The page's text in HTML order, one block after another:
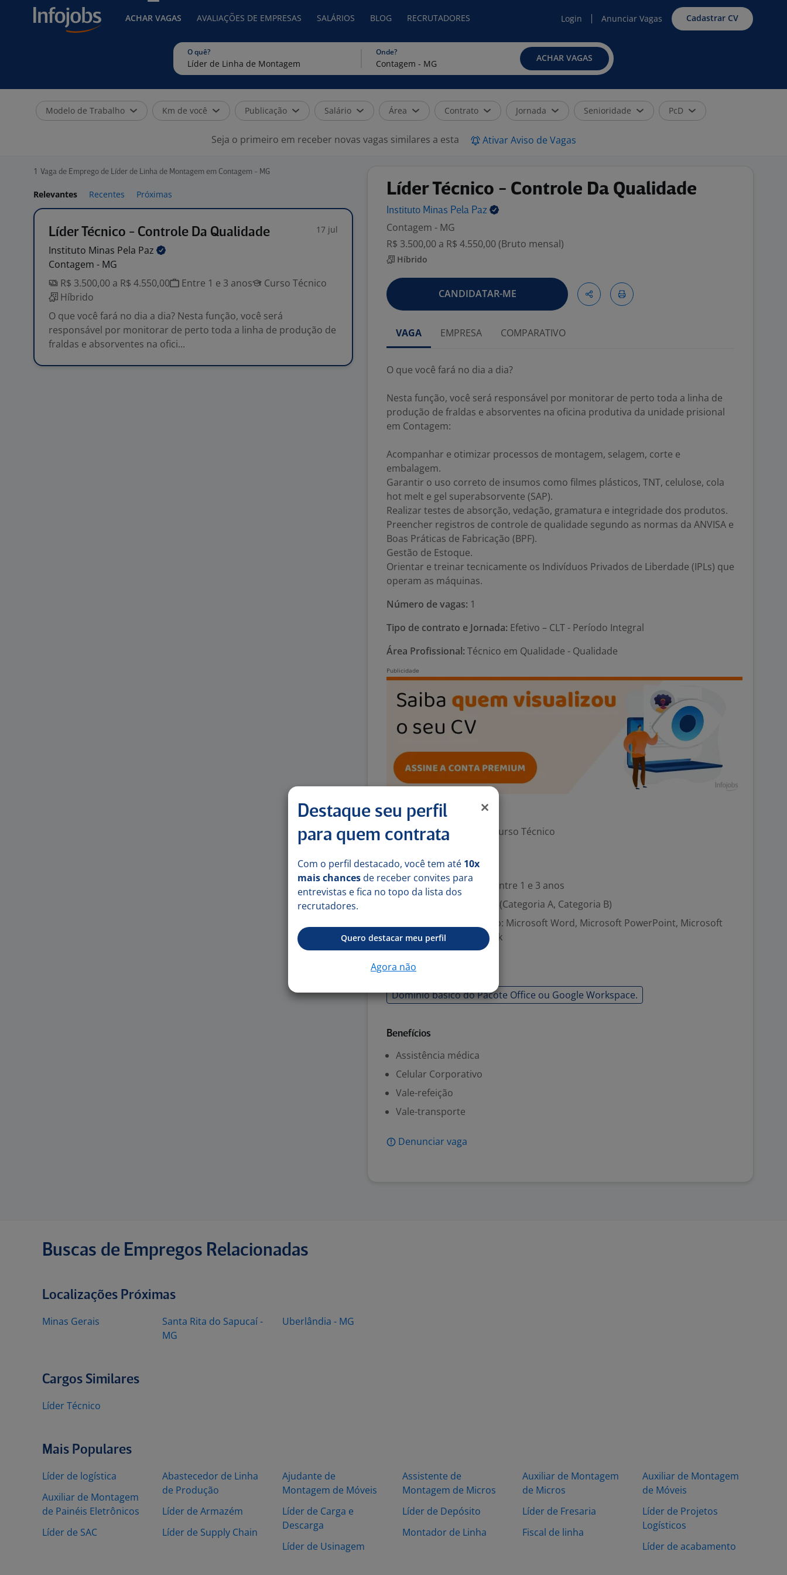
ACHAR VAGAS AVALIAÇÕES DE EMPRESAS SALÁRIOS BLOG RECRUTADORES Login Anunciar Vagas Cadastrar CV
O quê? Onde?
ACHAR VAGAS
Modelo de Trabalho Km de você Publicação Salário Área Contrato Jornada Senioridade PcD
Seja o primeiro em receber novas vagas similares a esta Ativar Aviso de Vagas
1 Vaga de Emprego de Líder de Linha de Montagem em Contagem - MG
Relevantes Recentes Próximas
Líder Técnico - Controle Da Qualidade 17 jul
Instituto Minas Pela Paz
Contagem - MG
R$ 3.500,00 a R$ 4.550,00
Entre 1 e 3 anos
Curso Técnico
Híbrido
O que você fará no dia a dia? Nesta função, você será
responsável por monitorar de perto toda a linha de produção de
fraldas e absorventes na ofici...
Líder Técnico - Controle Da Qualidade
Instituto Minas Pela Paz
Contagem - MG
R$ 3.500,00 a R$ 4.550,00 (Bruto mensal)
Híbrido
CANDIDATAR-ME
VAGA EMPRESA COMPARATIVO
O que você fará no dia a dia?
Nesta função, você será responsável por monitorar de perto toda a linha de
produção de fraldas e absorventes na oficina produtiva da unidade prisional
em Contagem:
Acompanhar e otimizar processos de montagem, selagem, corte e
embalagem.
Garantir o uso correto de insumos como filmes plásticos, TNT, celulose, cola
hot melt e gel superabsorvente (SAP).
Realizar testes de absorção, vedação, gramatura e integridade dos produtos.
Preencher registros de controle de qualidade segundo as normas da ANVISA e
Boas Práticas de Fabricação (BPF).
Gestão de Estoque.
Orientar e treinar tecnicamente os Indivíduos Privados de Liberdade (IPLs) que
operam as máquinas.
Número de vagas: 1
Tipo de contrato e Jornada: Efetivo – CLT - Período Integral
Área Profissional: Técnico em Qualidade - Qualidade
Exigências
Escolaridade Mínima: Curso Técnico
Valorizado
Experiência desejada: Entre 1 e 3 anos
Habilitação para dirigir (Categoria A, Categoria B)
Aplicações de Escritório: Microsoft Word, Microsoft PowerPoint, Microsoft
Excel, Microsoft Outlook
Habilidades
Domínio básico do Pacote Office ou Google Workspace.
Benefícios
Assistência médica
Celular Corporativo
Vale-refeição
Vale-transporte
Denunciar vaga
Buscas de Empregos Relacionadas
Localizações Próximas
Minas Gerais
Santa Rita do Sapucaí -
MG
Uberlândia - MG
Cargos Similares
Líder Técnico
Mais Populares
Líder de logística
Auxiliar de Montagem
de Painéis Eletrônicos
Líder de SAC
Abastecedor de Linha
de Produção
Líder de Armazém
Líder de Supply Chain
Ajudante de
Montagem de Móveis
Líder de Carga e
Descarga
Líder de Usinagem
Assistente de
Montagem de Micros
Líder de Depósito
Montador de Linha
Auxiliar de Montagem
de Micros
Líder de Fresaria
Fiscal de linha
Auxiliar de Montagem
de Móveis
Líder de Projetos
Logísticos
Líder de acabamento
Destaque seu perfil
para quem contrata
Com o perfil destacado, você tem até 10x
mais chances de receber convites para
entrevistas e fica no topo da lista dos
recrutadores.
Quero destacar meu perfil
Agora não